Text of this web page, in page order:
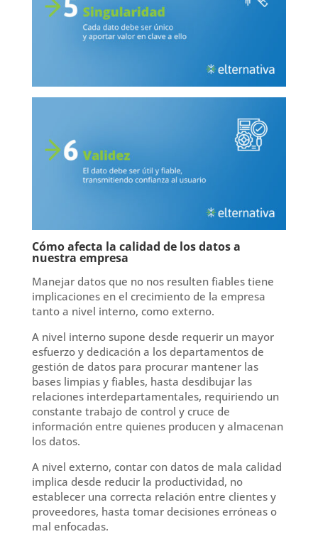
Cómo afecta la calidad de los datos a
nuestra empresa
Manejar datos que no nos resulten fiables tiene
implicaciones en el crecimiento de la empresa
tanto a nivel interno, como externo.
A nivel interno supone desde requerir un mayor
esfuerzo y dedicación a los departamentos de
gestión de datos para procurar mantener las
bases limpias y fiables, hasta desdibujar las
relaciones interdepartamentales, requiriendo un
constante trabajo de control y cruce de
información entre quienes producen y almacenan
los datos.
A nivel externo, contar con datos de mala calidad
implica desde reducir la productividad, no
establecer una correcta relación entre clientes y
proveedores, hasta tomar decisiones erróneas o
mal enfocadas.